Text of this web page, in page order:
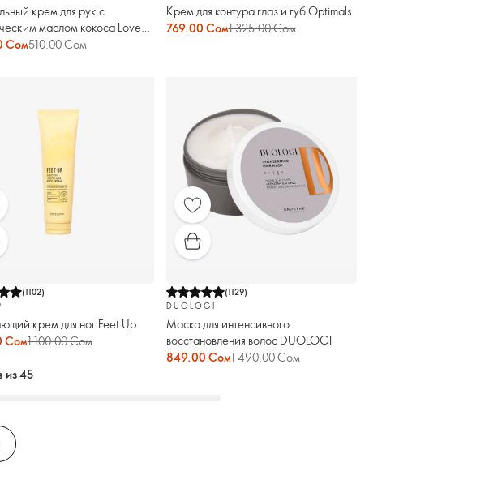
крем для рук с
маслом кокоса Love
Сом510.00 Сом
Крем для контура глаз и губ Optimals
769.00 Сом1 325.00 Сом
(1102)
крем для ног Feet Up
Сом1 100.00 Сом
(1129)
DUOLOGI
Маска для интенсивного
восстановления волос DUOLOGI
849.00 Сом1 490.00 Сом
из 45